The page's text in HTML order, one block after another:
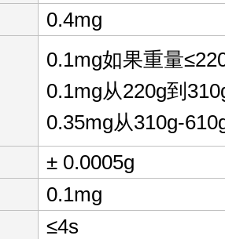
0.4mg
0.1mg如果重量
0.1mg从220g到
0.35mg从310g-
± 0.0005g
0.1mg
≤4s